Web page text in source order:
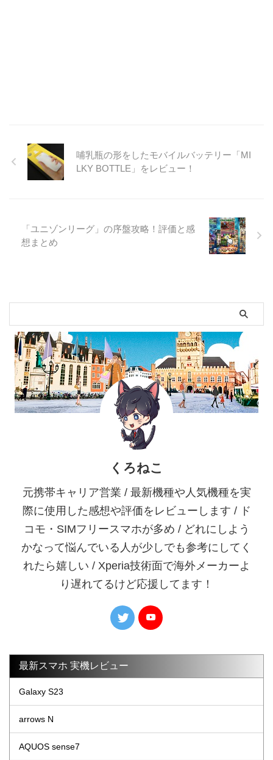
哺乳瓶の形をしたモバイルバッテリー「MI
LKY BOTTLE」をレビュー！
「ユニゾンリーグ」の序盤攻略！評価と感
想まとめ
くろねこ
元携帯キャリア営業 / 最新機種や人気機種を実
際に使用した感想や評価をレビューします / ド
コモ・SIMフリースマホが多め / どれにしよう
かなって悩んでいる人が少しでも参考にしてく
れたら嬉しい / Xperia技術面で海外メーカーよ
り遅れてるけど応援してます！
最新スマホ 実機レビュー
Galaxy S23
arrows N
AQUOS sense7